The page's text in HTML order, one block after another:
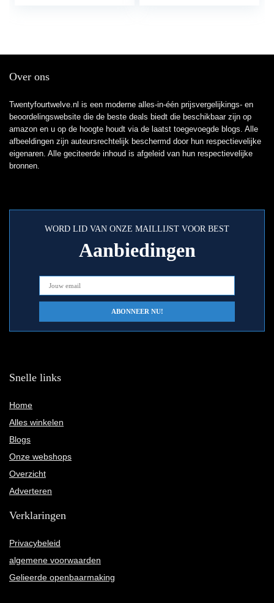
Over ons
Twentyfourtwelve.nl is een moderne alles-in-één prijsvergelijkings- en
beoordelingswebsite die de beste deals biedt die beschikbaar zijn op
amazon en u op de hoogte houdt via de laatst toegevoegde blogs. Alle
afbeeldingen zijn auteursrechtelijk beschermd door hun respectievelijke
eigenaren. Alle geciteerde inhoud is afgeleid van hun respectievelijke
bronnen.
WORD LID VAN ONZE MAILLIJST VOOR BEST
Aanbiedingen
Snelle links
Home
Alles winkelen
Blogs
Onze webshops
Overzicht
Adverteren
Verklaringen
Privacybeleid
algemene voorwaarden
Gelieerde openbaarmaking